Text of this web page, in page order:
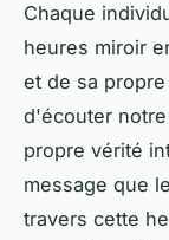
Chaque
heures miroir
et de sa
d'écouter
propre vérité
message que
travers cette